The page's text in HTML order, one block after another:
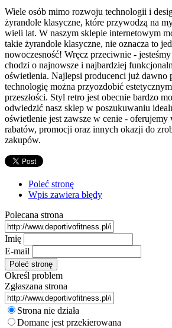
Wiele osób mimo rozwoju technologii i
żyrandole klasyczne, które przywodzą na
wieli lat. W naszym sklepie internetowym
takie żyrandole klasyczne, nie oznacza to
nowoczesność! Wręcz przeciwnie - jesteśmy
chodzi o najnowsze i najbardziej
oświetlenia. Najlepsi producenci już dawno
technologię można przyozdobić
przeszłości. Styl retro jest obecnie bardzo
odwiedzić nasz sklep w poszukuwaniu
oświetlenie jest zawsze w cenie - oferujemy
rabatów, promocji oraz innych okazji do
zakupów.
Poleć stronę
Wpis zawiera błędy
Polecana strona
Imię
E-mail
Określ problem
Zgłaszana strona
Strona nie działa
Domane jest przekierowana